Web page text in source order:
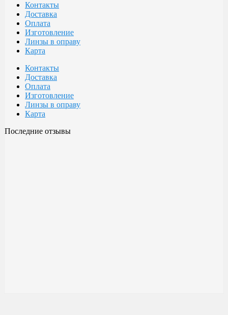
Контакты
Доставка
Оплата
Изготовление
Линзы в оправу
Карта
Контакты
Доставка
Оплата
Изготовление
Линзы в оправу
Карта
Последние отзывы